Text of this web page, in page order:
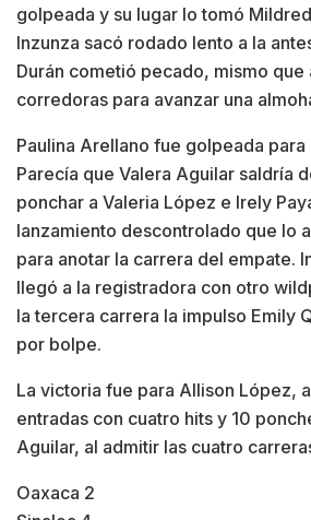
golpeada y su lugar lo tomó
Inzunza sacó rodado lento a la
Durán cometió pecado, mismo
corredoras para avanzar una
Paulina Arellano fue golpeada para
Parecía que Valera Aguilar saldría
ponchar a Valeria López e Irely
lanzamiento descontrolado que lo
para anotar la carrera del empate.
llegó a la registradora con otro
la tercera carrera la impulso Emily
por bolpe.
La victoria fue para Allison López,
entradas con cuatro hits y 10
Aguilar, al admitir las cuatro
Oaxaca 2